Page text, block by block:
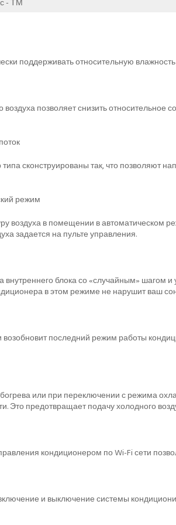
поддерживать относительную влажность
позволяет снизить
сконструированы так, что позволяют
режим
воздуха в помещении в
задается на пульте управления.
внутреннего блока со «случайным»
в этом режиме не нарушит ваш
возобновит последний режим работы
или при переключении с режима
Это предотвращает подачу холодного
кондиционером по Wi-Fi сети
и выключение системы